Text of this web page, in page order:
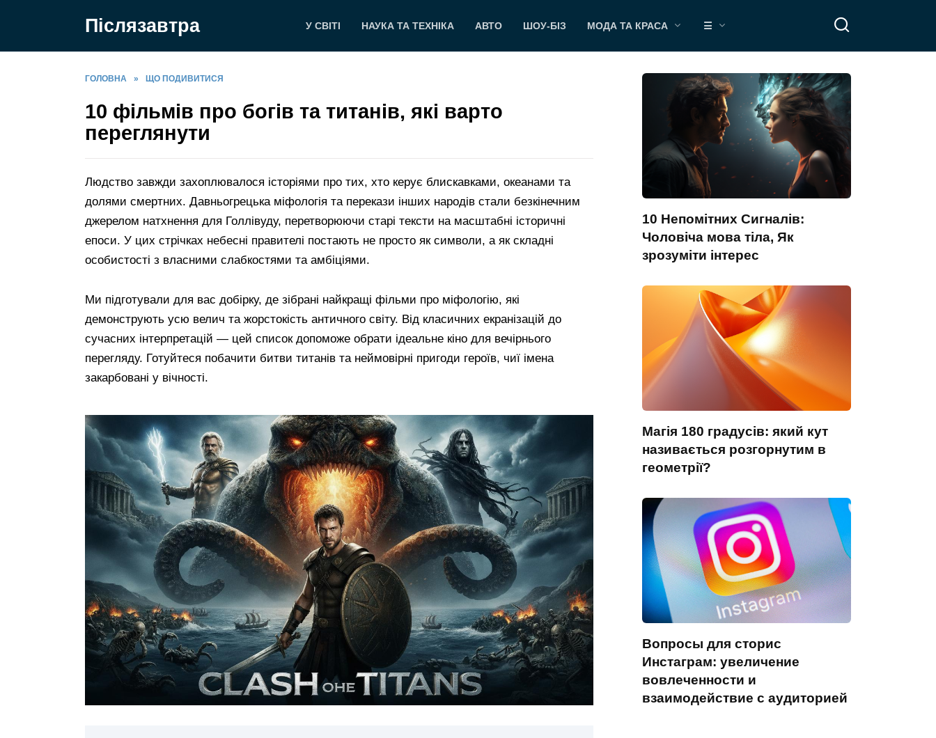
Післязавтра У СВІТІ НАУКА ТА ТЕХНІКА АВТО ШОУ-БІЗ МОДА ТА КРАСА ☰
ГОЛОВНА » ЩО ПОДИВИТИСЯ
10 фільмів про богів та титанів, які варто
переглянути
Людство завжди захоплювалося історіями про тих, хто керує блискавками, океанами та
долями смертних. Давньогрецька міфологія та перекази інших народів стали безкінечним
джерелом натхнення для Голлівуду, перетворюючи старі тексти на масштабні історичні
епоси. У цих стрічках небесні правителі постають не просто як символи, а як складні
особистості з власними слабкостями та амбіціями.
Ми підготували для вас добірку, де зібрані найкращі фільми про міфологію, які
демонструють усю велич та жорстокість античного світу. Від класичних екранізацій до
сучасних інтерпретацій — цей список допоможе обрати ідеальне кіно для вечірнього
перегляду. Готуйтеся побачити битви титанів та неймовірні пригоди героїв, чиї імена
закарбовані у вічності.
10 Непомітних Сигналів:
Чоловіча мова тіла, Як
зрозуміти інтерес
Магія 180 градусів: який кут
називається розгорнутим в
геометрії?
Вопросы для сторис
Инстаграм: увеличение
вовлеченности и
взаимодействие с аудиторией